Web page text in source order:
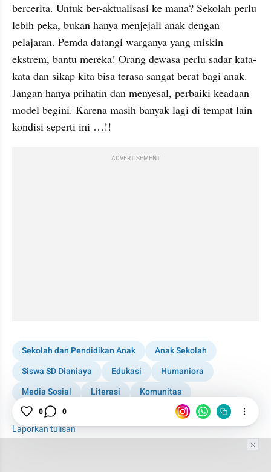
bercerita. Untuk ber-aktualisasi ke mana? Sekolah perlu
lebih peka, bukan hanya menjejali anak dengan
pelajaran. Pemda datangi warganya yang miskin
ekstrem, bantu mereka! Orang dewasa perlu sadar kata-
kata dan sikap kita bisa terasa sangat berat bagi anak.
Jangan hanya prihatin dan menyesal, perbaiki keadaan
model begini. Karena masih banyak lagi di tempat lain
kondisi seperti ini …!!
ADVERTISEMENT
Sekolah dan Pendidikan Anak
Anak Sekolah
Siswa SD Dianiaya
Edukasi
Humaniora
Media Sosial
Literasi
Komunitas
Pendidikan Karakter
Laporkan tulisan
0 0